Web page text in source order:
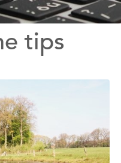
tips